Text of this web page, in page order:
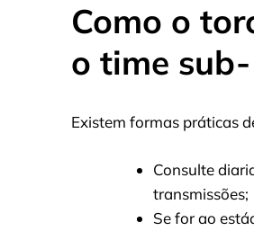
Como o
o time
Existem formas práticas
Consulte
transmissões;
Se for ao